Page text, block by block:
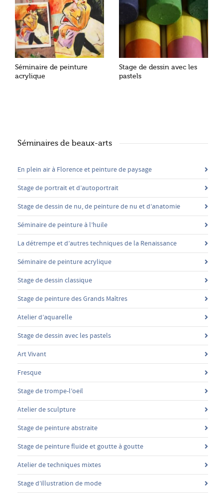
Séminaire de peinture
acrylique
Stage de dessin avec les
pastels
Séminaires de beaux-arts
En plein air à Florence et peinture de paysage
Stage de portrait et d’autoportrait
Stage de dessin de nu, de peinture de nu et d’anatomie
Séminaire de peinture à l’huile
La détrempe et d’autres techniques de la Renaissance
Séminaire de peinture acrylique
Stage de dessin classique
Stage de peinture des Grands Maîtres
Atelier d’aquarelle
Stage de dessin avec les pastels
Art Vivant
Fresque
Stage de trompe-l’oeil
Atelier de sculpture
Stage de peinture abstraite
Stage de peinture fluide et goutte à goutte
Atelier de techniques mixtes
Stage d’illustration de mode